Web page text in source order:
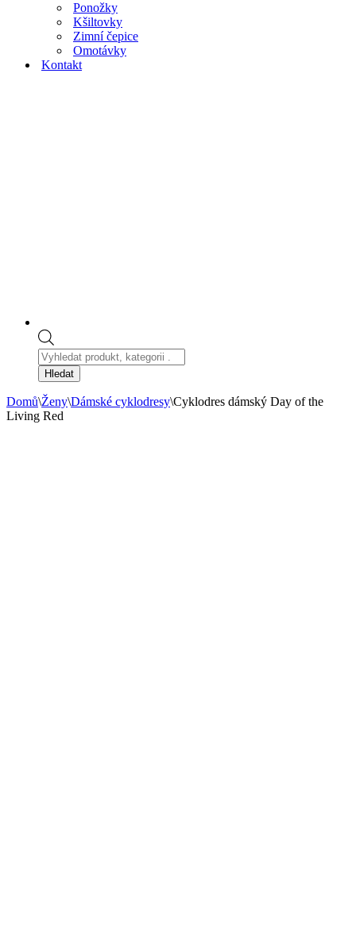
Ponožky
Kšiltovky
Zimní čepice
Omotávky
Kontakt
Products
search
Hledat
Domů\Ženy\Dámské cyklodresy\Cyklodres dámský Day of the
Living Red